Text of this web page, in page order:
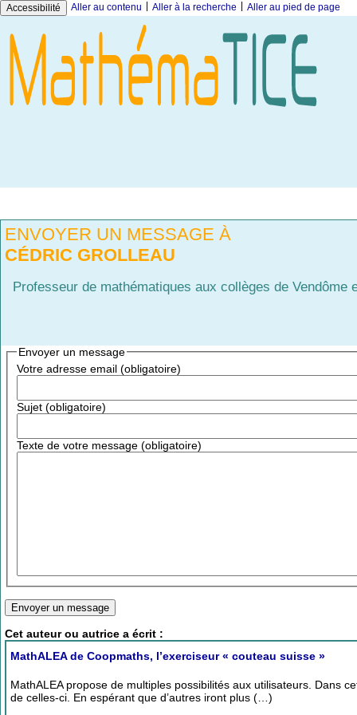
Accessibilité Aller au contenu Aller à la recherche Aller au pied de page
ENVOYER UN MESSAGE À
CÉDRIC GROLLEAU
Professeur de mathématiques aux collèges de Vendôme
Envoyer un message
Votre adresse email (obligatoire)
Sujet (obligatoire)
Texte de votre message (obligatoire)
Cet auteur ou autrice a écrit :
MathALEA de Coopmaths, l’exerciseur « couteau suisse »
MathALEA propose de multiples possibilités aux utilisateurs. Dans
de celles-ci. En espérant que d’autres iront plus (…)